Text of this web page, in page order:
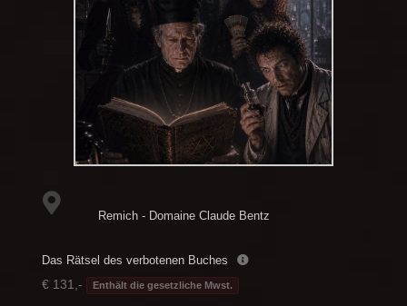
Remich - Domaine Claude Bentz
Das Rätsel des verbotenen Buches
€ 131,- Enthält die gesetzliche Mwst.